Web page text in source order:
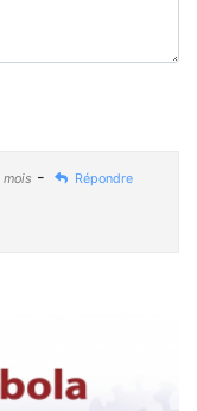
mois - Répondre